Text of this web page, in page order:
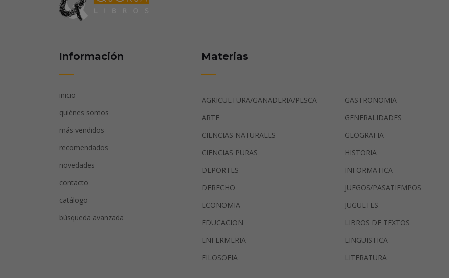
Información
inicio
quiénes somos
más vendidos
recomendados
novedades
contacto
catálogo
búsqueda avanzada
Materias
AGRICULTURA/GANADERIA/PESCA
ARTE
CIENCIAS NATURALES
CIENCIAS PURAS
DEPORTES
DERECHO
ECONOMIA
EDUCACION
ENFERMERIA
FILOSOFIA
GASTRONOMIA
GENERALIDADES
GEOGRAFIA
HISTORIA
INFORMATICA
JUEGOS/PASATIEMPOS
JUGUETES
LIBROS DE TEXTOS
LINGUISTICA
LITERATURA